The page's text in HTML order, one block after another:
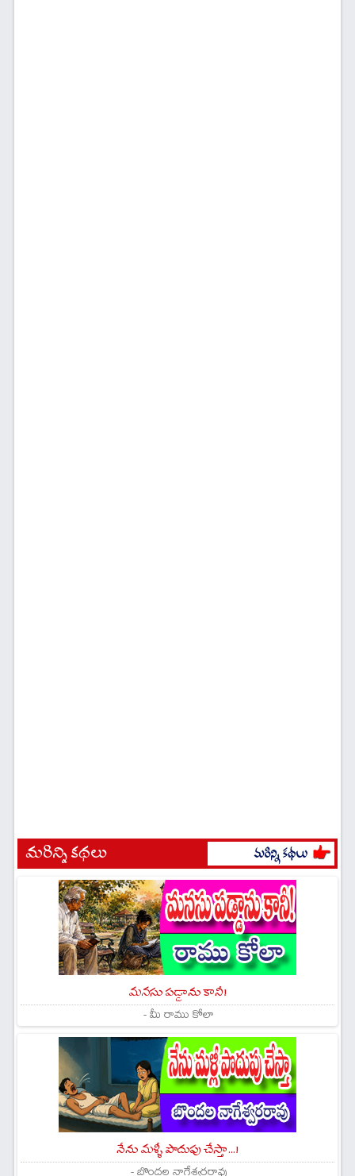
మరిన్ని కథలు
మనసు పడ్డాను కానీ!
- మీ రాము కోలా
నేను మళ్ళీ పొదుపు చేస్తా...!
- బొందల నాగేశ్వరరావు